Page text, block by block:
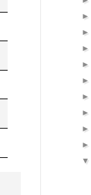
►
►
►
►
►
►
►
►
►
▼